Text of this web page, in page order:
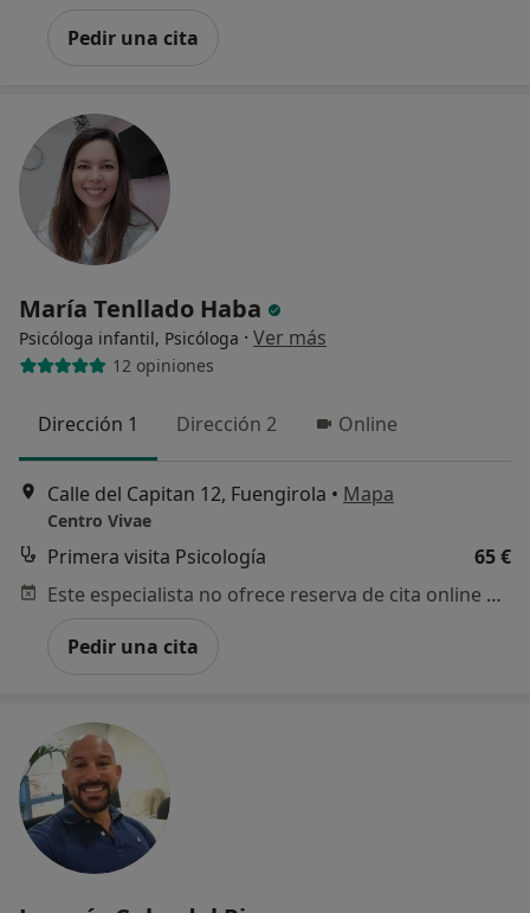
Pedir una cita
María Tenllado Haba
Psicóloga infantil, Psicóloga · Ver más
12 opiniones
Dirección 1 Dirección 2 Online
Calle del Capitan 12, Fuengirola • Mapa
Centro Vivae
Primera visita Psicología
65 €
Este especialista no ofrece reserva de cita online en esta dirección.
Pedir una cita